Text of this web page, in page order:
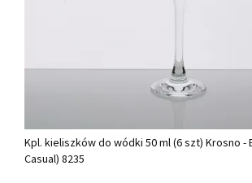
Kpl. kieliszków do wódki 50 ml (6 szt) Krosno -
Casual) 8235